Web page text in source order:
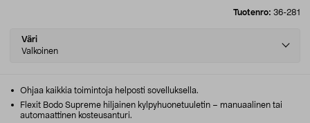
Tuotenro: 36-281
Select
variant
Väri
Valkoinen
Ohjaa kaikkia toimintoja helposti sovelluksella.
Flexit Bodo Supreme hiljainen kylpyhuonetuuletin – manuaalinen tai
automaattinen kosteusanturi.